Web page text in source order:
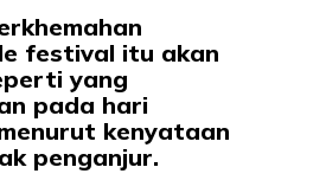
festival itu akan
yang
pada hari
kenyataan
penganjur.